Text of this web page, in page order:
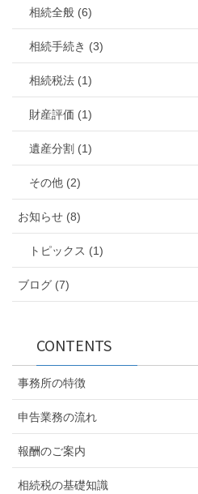
相続全般 (6)
相続手続き (3)
相続税法 (1)
財産評価 (1)
遺産分割 (1)
その他 (2)
お知らせ (8)
トピックス (1)
ブログ (7)
CONTENTS
事務所の特徴
申告業務の流れ
報酬のご案内
相続税の基礎知識